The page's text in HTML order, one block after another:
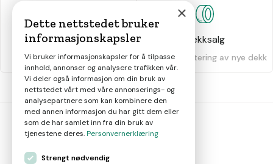
Dekkhotell
Oppbevaring av dekk
Dekksalg
Salg og montering av nye dekk
smart
×
Dette nettstedet bruker
informasjonskapsler
Vi bruker informasjonskapsler for å tilpasse
innhold, annonser og analysere trafikken vår.
Vi deler også informasjon om din bruk av
nettstedet vårt med våre annonserings- og
analysepartnere som kan kombinere den
med annen informasjon du har gitt dem eller
som de har samlet inn fra din bruk av
tjenestene deres.Personvernerklæring
Strengt nødvendig